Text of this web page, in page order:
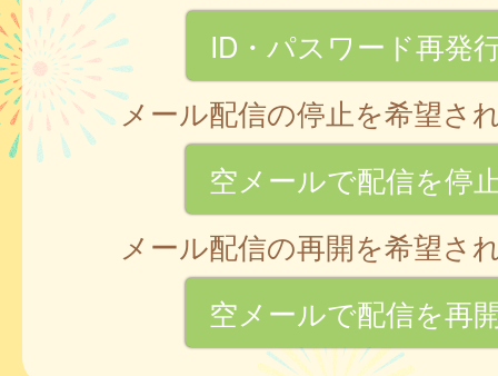
ID・パスワード再発
メール配信の停止を希望さ
空メールで配信を停
メール配信の再開を希望さ
空メールで配信を再